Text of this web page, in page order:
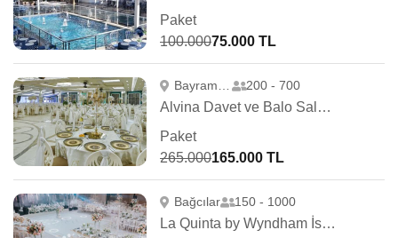
Paket
100.00075.000 TL
200 - 700
Alvina Davet ve Balo Salonları
Paket
265.000165.000 TL
Bağcılar 150 - 1000
La Quinta by Wyndham İstanbul Güneşli